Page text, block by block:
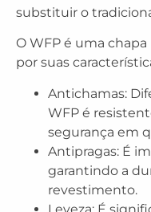
substituir o
O WFP é uma
por suas
Antichamas:
WFP é
segurança em
Antipragas: É
garantindo a
revestimento.
Leveza: É